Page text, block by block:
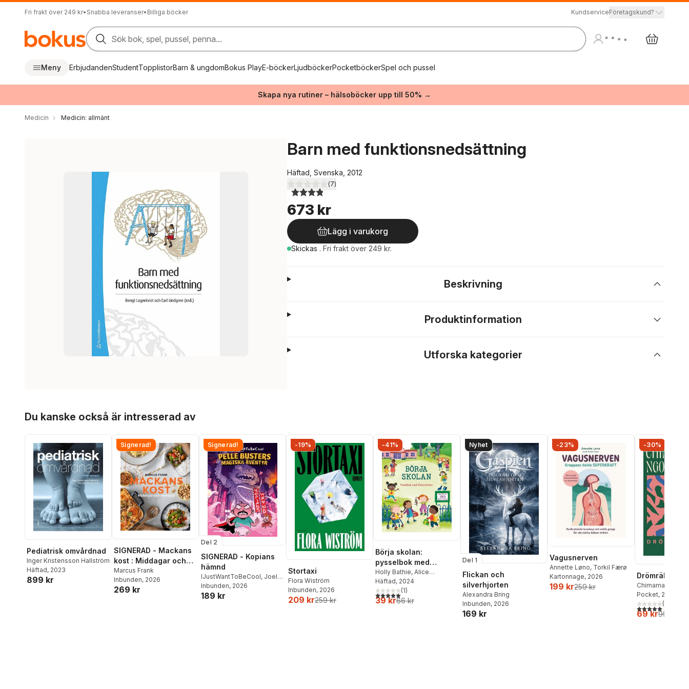
Fri frakt över 249 kr• Snabba leveranser• Billiga böcker KundserviceFöretagskund?
Sök bok, spel, pussel, penna...
Meny ErbjudandenStudentTopplistorBarn & ungdomBokus PlayE-böckerLjudböckerPocketböckerSpel och pussel
Skapa nya rutiner – hälsoböcker upp till 50% →
Medicin Medicin: allmänt
Barn med funktionsnedsättning
Häftad, Svenska, 2012
3,9utav 5 stjärnor. Totalt antal röster:
(7)
673 kr
Lägg i varukorg
Skickas . Fri frakt över 249 kr.
Beskrivning
Produktinformation
Utforska kategorier
Du kanske också är intresserad av
Pediatrisk omvårdnad
Inger Kristensson Hallström
Häftad, 2023
899 kr
Signerad!
SIGNERAD - Mackans
kost : Middagar och
matlådor
Marcus Frank
Inbunden, 2026
269 kr
Signerad!
Del 2
SIGNERAD - Kopians
hämnd
IJustWantToBeCool, Joel
Adolphson,Emil Ejdemo
Beer ,Victor Beer
Inbunden, 2026
189 kr
-19%
Stortaxi
Flora Wiström
Inbunden, 2026
209 kr259 kr
-41%
Börja skolan:
pysselbok med
klistermärken
Holly Bathie, Alice
Beecham
Häftad, 2024
5,0utav 5 stjärnor. Totalt antal röster:
(1)
39 kr66 kr
Nyhet
Del 1
Flickan och
silverhjorten
Alexandra Bring
Inbunden, 2026
169 kr
-23%
Vagusnerven
Annette Løno, Torkil Færø
Kartonnage, 2026
199 kr259 kr
-30%
Drömräkning
Chimamanda
Pocket, 2026
5,0utav 5(
69 kr99 kr